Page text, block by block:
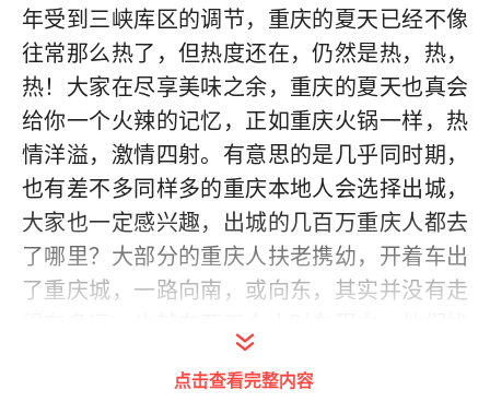
年受到三峡库区的调节，重庆的夏天已经不像
往常那么热了，但热度还在，仍然是热，热，
热！大家在尽享美味之余，重庆的夏天也真会
给你一个火辣的记忆，正如重庆火锅一样，热
情洋溢，激情四射。有意思的是几乎同时期，
也有差不多同样多的重庆本地人会选择出城，
大家也一定感兴趣，出城的几百万重庆人都去
了哪里？大部分的重庆人扶老携幼，开着车出
了重庆城，一路向南，或向东，其实并没有走
到了21度的夏天和属于秋天里的凉爽，下面就
盘点离重庆主城最近的，也是最受欢迎的7处
点击查看完整内容